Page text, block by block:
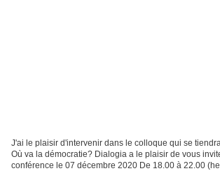
J'ai le plaisir d'intervenir dans le colloque qui se
Où va la démocratie? Dialogia a le plaisir de vous
conférence le 07 décembre 2020 De 18.00 à 22.00